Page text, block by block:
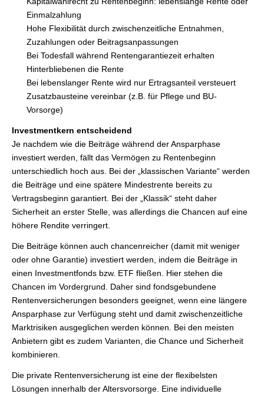
Einmalzahlung
Hohe Flexibilität durch zwischenzeitliche Entnahmen,
Zuzahlungen oder Beitragsanpassungen
Bei Todesfall während Rentengarantiezeit erhalten
Hinterbliebenen die Rente
Bei lebenslanger Rente wird nur Ertragsanteil versteuert
Zusatzbausteine vereinbar (z.B. für Pflege und BU-
Vorsorge)
Investmentkern entscheidend
Je nachdem wie die Beiträge während der Ansparphase
investiert werden, fällt das Vermögen zu Rentenbeginn
unterschiedlich hoch aus. Bei der „klassischen Variante“ werden
die Beiträge und eine spätere Mindestrente bereits zu
Vertragsbeginn garantiert. Bei der „Klassik“ steht daher
Sicherheit an erster Stelle, was allerdings die Chancen auf eine
höhere Rendite verringert.
Die Beiträge können auch chancenreicher (damit mit weniger
oder ohne Garantie) investiert werden, indem die Beiträge in
einen Investmentfonds bzw. ETF fließen. Hier stehen die
Chancen im Vordergrund. Daher sind fondsgebundene
Rentenversicherungen besonders geeignet, wenn eine längere
Ansparphase zur Verfügung steht und damit zwischenzeitliche
Marktrisiken ausgeglichen werden können. Bei den meisten
Anbietern gibt es zudem Varianten, die Chance und Sicherheit
kombinieren.
Die private Rentenversicherung ist eine der flexibelsten
Lösungen innerhalb der Alters­vorsorge. Eine individuelle